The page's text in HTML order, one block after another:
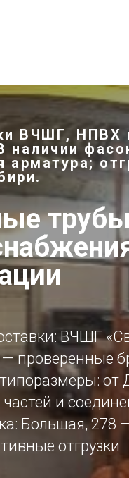
ВЧШГ, НПВХ
наличии
арматура;
ВЧШГ
проверенные
от
и
Большая, 278
отгрузки